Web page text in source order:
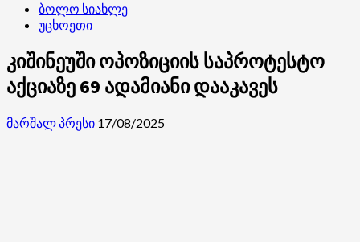
ბოლო სიახლე
უცხოეთი
კიშინეუში ოპოზიციის საპროტესტო
აქციაზე 69 ადამიანი დააკავეს
მარშალ პრესი 17/08/2025